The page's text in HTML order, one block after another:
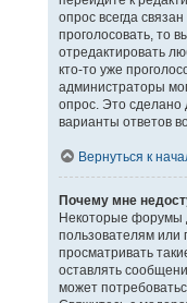
опрос всегда
проголосовать, то
отредактировать
кто-то уже
администраторы
опрос. Это сделано
варианты ответов
Вернуться к
Почему мне
Некоторые форумы
пользователям или
просматривать
оставлять
может